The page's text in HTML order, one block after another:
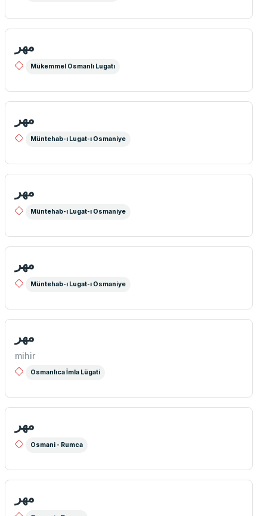
مهر
Mükemmel Osmanlı Lugatı
مهر
Müntehab-ı Lugat-ı Osmaniye
مهر
Müntehab-ı Lugat-ı Osmaniye
مهر
Müntehab-ı Lugat-ı Osmaniye
مهر
mihir
Osmanlıca İmla Lügati
مهر
Osmani - Rumca
مهر